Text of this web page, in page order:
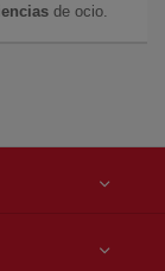
de ocio.